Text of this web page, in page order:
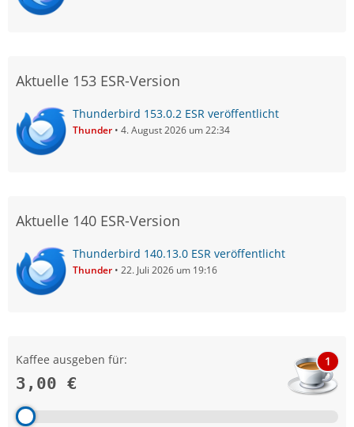
Aktuelle 153 ESR-Version
Thunderbird 153.0.2 ESR veröffentlicht
Thunder 4. August 2026 um 22:34
Aktuelle 140 ESR-Version
Thunderbird 140.13.0 ESR veröffentlicht
Thunder 22. Juli 2026 um 19:16
Kaffee ausgeben für:
3,00 €
1